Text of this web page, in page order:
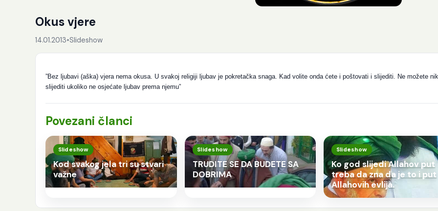
Okus vjere
14.01.2013•Slideshow
”Bez ljubavi (aška) vjera nema okusa. U svakoj religiji ljubav je pokretačka snaga. Kad volite onda ćete i poštovati i slijediti. Ne možete
slijediti ukoliko ne osjećate ljubav prema njemu”
Povezani članci
Slideshow
Kod svakog jela tri su stvari
važne
Slideshow
TRUDITE SE DA BUDETE SA
DOBRIMA
Slideshow
Ko god slijedi Allahov put
treba da zna da je to i put
Allahovih evlija.